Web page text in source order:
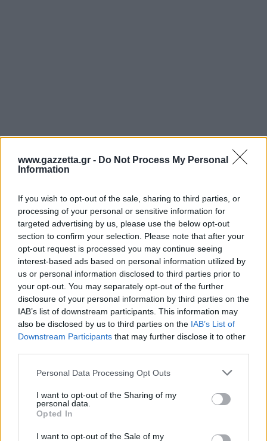
www.gazzetta.gr - Do Not Process My Personal
Information
If you wish to opt-out of the sale, sharing to third parties, or
processing of your personal or sensitive information for
targeted advertising by us, please use the below opt-out
section to confirm your selection. Please note that after your
opt-out request is processed you may continue seeing
interest-based ads based on personal information utilized by
us or personal information disclosed to third parties prior to
your opt-out. You may separately opt-out of the further
disclosure of your personal information by third parties on the
IAB’s list of downstream participants. This information may
also be disclosed by us to third parties on the IAB’s List of
Downstream Participants that may further disclose it to other
Please note that this website/app uses one or more Google
not limited to your visit or usage behaviour. You may click to
grant or deny consent to Google and its third-party tags to
use your data for below specified purposes in below Google
consent section.
Personal Data Processing Opt Outs
I want to opt-out of the Sharing of my
personal data.
Opted In
I want to opt-out of the Sale of my
Ωστόσο, η κάμερα σε εκείνο το σημείο
κατευθύνθηκε στην εξέδρα και «συνέλαβε»
φίλαθλο του Παναθηναϊκού που ζητούσε... βήματα
στην προσπάθεια του παίκτη του «τριφυλλιού».
Δείτε το αστείο στιγμιότυπο: